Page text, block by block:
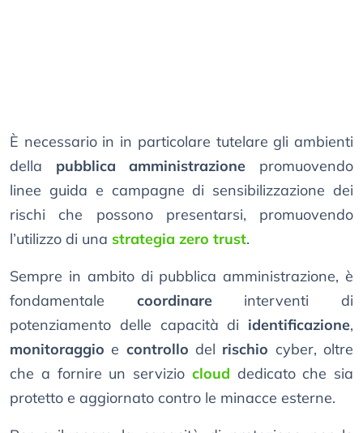
È necessario in in particolare tutelare gli ambienti
della pubblica amministrazione promuovendo
linee guida e campagne di sensibilizzazione dei
rischi che possono presentarsi, promuovendo
l’utilizzo di una strategia zero trust.
Sempre in ambito di pubblica amministrazione, è
fondamentale coordinareinterventi di
potenziamento delle capacità di identificazione,
monitoraggio e controllo del rischio cyber, oltre
che a fornire un servizio cloud dedicato che sia
protetto e aggiornato contro le minacce esterne.